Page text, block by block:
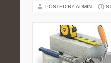
POSTED BY ADMIN